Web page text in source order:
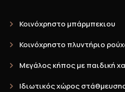
Ιδιωτικός χώρος
Μεγάλος κήπος με παιδική
Κοινόχρηστο πλυντήριο
Κοινόχρηστο μπάρμπεκιου